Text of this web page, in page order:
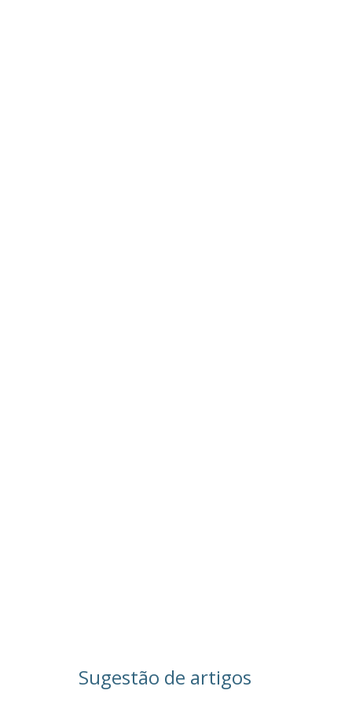
Sugestão de artigos